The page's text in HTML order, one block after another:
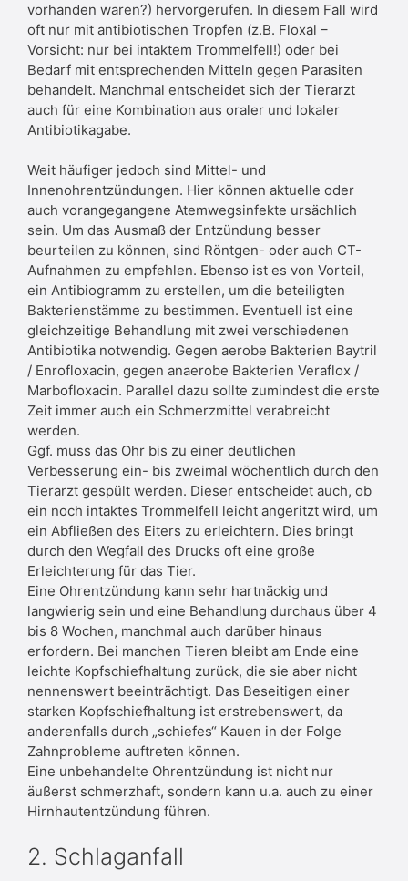
vorhanden waren?) hervorgerufen. In diesem Fall wird
oft nur mit antibiotischen Tropfen (z.B. Floxal –
Vorsicht: nur bei intaktem Trommelfell!) oder bei
Bedarf mit entsprechenden Mitteln gegen Parasiten
behandelt. Manchmal entscheidet sich der Tierarzt
auch für eine Kombination aus oraler und lokaler
Antibiotikagabe.
Weit häufiger jedoch sind Mittel- und
Innenohrentzündungen. Hier können aktuelle oder
auch vorangegangene Atemwegsinfekte ursächlich
sein. Um das Ausmaß der Entzündung besser
beurteilen zu können, sind Röntgen- oder auch CT-
Aufnahmen zu empfehlen. Ebenso ist es von Vorteil,
ein Antibiogramm zu erstellen, um die beteiligten
Bakterienstämme zu bestimmen. Eventuell ist eine
gleichzeitige Behandlung mit zwei verschiedenen
Antibiotika notwendig. Gegen aerobe Bakterien Baytril
/ Enrofloxacin, gegen anaerobe Bakterien Veraflox /
Marbofloxacin. Parallel dazu sollte zumindest die erste
Zeit immer auch ein Schmerzmittel verabreicht
werden.
Ggf. muss das Ohr bis zu einer deutlichen
Verbesserung ein- bis zweimal wöchentlich durch den
Tierarzt gespült werden. Dieser entscheidet auch, ob
ein noch intaktes Trommelfell leicht angeritzt wird, um
ein Abfließen des Eiters zu erleichtern. Dies bringt
durch den Wegfall des Drucks oft eine große
Erleichterung für das Tier.
Eine Ohrentzündung kann sehr hartnäckig und
langwierig sein und eine Behandlung durchaus über 4
bis 8 Wochen, manchmal auch darüber hinaus
erfordern. Bei manchen Tieren bleibt am Ende eine
leichte Kopfschiefhaltung zurück, die sie aber nicht
nennenswert beeinträchtigt. Das Beseitigen einer
starken Kopfschiefhaltung ist erstrebenswert, da
anderenfalls durch „schiefes“ Kauen in der Folge
Zahnprobleme auftreten können.
Eine unbehandelte Ohrentzündung ist nicht nur
äußerst schmerzhaft, sondern kann u.a. auch zu einer
Hirnhautentzündung führen.
2. Schlaganfall